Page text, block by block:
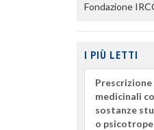
Fondazione
I PIÙ LETTI
Prescrizione
medicinali
sostanze
o